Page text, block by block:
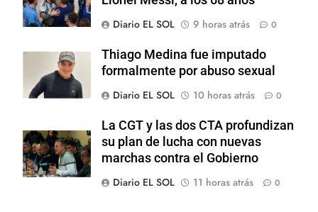
Diario EL SOL
9 horas atrás 0
Thiago Medina fue imputado
formalmente por abuso sexual
Diario EL SOL
10 horas atrás 0
La CGT y las dos CTA profundizan
su plan de lucha con nuevas
marchas contra el Gobierno
Diario EL SOL
11 horas atrás 0